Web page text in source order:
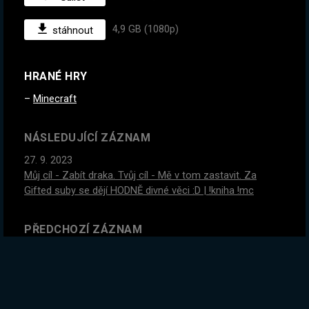
stáhnout 4,9 GB (1080p)
HRANÉ HRY
Minecraft
NÁSLEDUJÍCÍ ZÁZNAM
27. 9. 2023
Můj cíl - Zabít draka. Tvůj cíl - Mě v tom zastavit. Za
Gifted suby se dějí HODNĚ divné věci :D | !kniha !mc
PŘEDCHOZÍ ZÁZNAM